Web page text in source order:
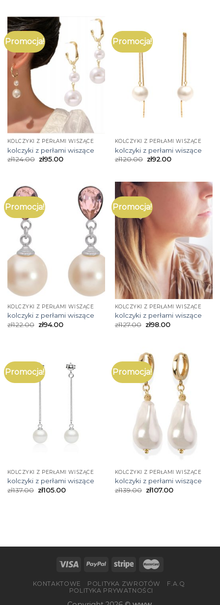
Promocja!
KOLCZYKI Z PERŁAMI WISZĄCE
kolczyki z perłami wiszące
zł124.00 zł95.00
Promocja!
KOLCZYKI Z PERŁAMI WISZĄCE
kolczyki z perłami wiszące
zł120.00 zł92.00
Promocja!
KOLCZYKI Z PERŁAMI WISZĄCE
kolczyki z perłami wiszące
zł122.00 zł94.00
Promocja!
KOLCZYKI Z PERŁAMI WISZĄCE
kolczyki z perłami wiszące
zł127.00 zł98.00
Promocja!
KOLCZYKI Z PERŁAMI WISZĄCE
kolczyki z perłami wiszące
zł137.00 zł105.00
Promocja!
KOLCZYKI Z PERŁAMI WISZĄCE
kolczyki z perłami wiszące
zł139.00 zł107.00
KONTAKTOWE POLITYKA ZWROTÓW
F.A.Q
POLITYKA PRYWATNOŚCI